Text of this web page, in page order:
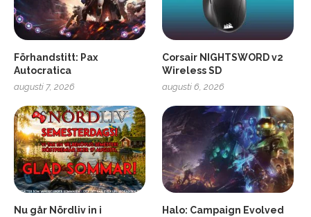
Förhandstitt: Pax
Autocratica
augusti 7, 2026
Corsair NIGHTSWORD v2
Wireless SD
augusti 6, 2026
Nu går Nördliv in i
Halo: Campaign Evolved
Soundcore Liberty 5 Pro